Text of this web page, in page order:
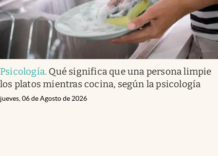
Psicología. Qué significa que una persona limpie
los platos mientras cocina, según la psicología
jueves, 06 de Agosto de 2026